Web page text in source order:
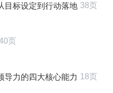
目标设定到行动落地 38页
页
导力的四大核心能力 18页